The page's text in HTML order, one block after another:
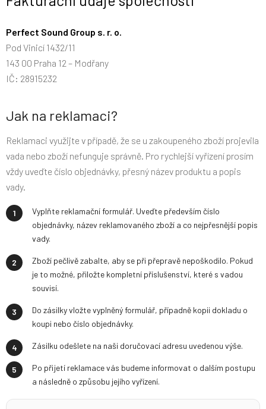
Perfect Sound Group s. r. o.
Pod Vinicí 1432/11
143 00 Praha 12 – Modřany
IČ: 28915232
Jak na reklamaci?
Reklamaci využijte v případě, že se u zakoupeného zboží projevila
vada nebo zboží nefunguje správně. Pro rychlejší vyřízení prosím
vždy uveďte číslo objednávky, přesný název produktu a popis
vady.
Vyplňte reklamační formulář. Uveďte především číslo
objednávky, název reklamovaného zboží a co nejpřesnější popis
vady.
Zboží pečlivě zabalte, aby se při přepravě nepoškodilo. Pokud
je to možné, přiložte kompletní příslušenství, které s vadou
souvisí.
Do zásilky vložte vyplněný formulář, případně kopii dokladu o
koupi nebo číslo objednávky.
Zásilku odešlete na naši doručovací adresu uvedenou výše.
Po přijetí reklamace vás budeme informovat o dalším postupu
a následně o způsobu jejího vyřízení.